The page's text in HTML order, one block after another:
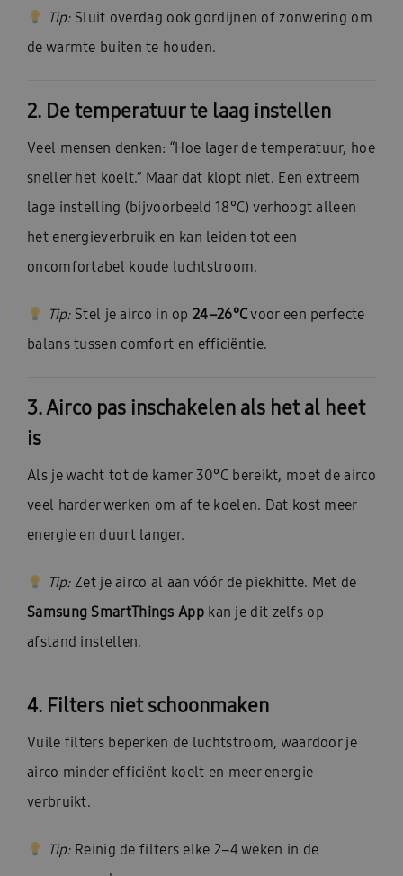
Tip:Sluit overdag ook gordijnen of zonwering om
de warmte buiten te houden.
2. De temperatuur te laag instellen
Veel mensen denken: “Hoe lager de temperatuur, hoe
sneller het koelt.” Maar dat klopt niet. Een extreem
lage instelling (bijvoorbeeld 18°C) verhoogt alleen
het energieverbruik en kan leiden tot een
oncomfortabel koude luchtstroom.
Tip:Stel je airco in op24–26°Cvoor een perfecte
balans tussen comfort en efficiëntie.
3. Airco pas inschakelen als het al heet
is
Als je wacht tot de kamer 30°C bereikt, moet de airco
veel harder werken om af te koelen. Dat kost meer
energie en duurt langer.
Tip:Zet je airco al aan vóór de piekhitte. Met de
Samsung SmartThings Appkan je dit zelfs op
afstand instellen.
4. Filters niet schoonmaken
Vuile filters beperken de luchtstroom, waardoor je
airco minder efficiënt koelt en meer energie
verbruikt.
Tip:Reinig de filters elke 2–4 weken in de